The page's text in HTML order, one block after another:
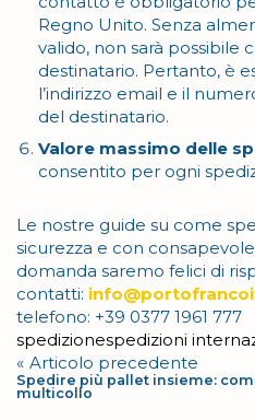
Regno Unito. Senza
valido, non sarà possibile
destinatario. Pertanto, è
l’indirizzo email e il
del destinatario.
Valore massimo delle
consentito per ogni
Le nostre guide su come
sicurezza e con
domanda saremo felici di
contatti:
telefono: +39 0377 1961 777
Tag
spedizionespedizioni
Navigazione
articoli
Articolo precedente
Spedire più pallet insieme:
multicollo